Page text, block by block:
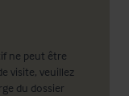
ne peut être
visite, veuillez
du dossier